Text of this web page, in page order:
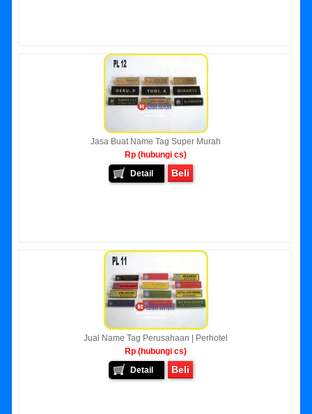
Jasa Buat Name Tag Super Murah
Rp (hubungi cs)
Detail
Beli
Jual Name Tag Perusahaan | Perhotel
Rp (hubungi cs)
Detail
Beli